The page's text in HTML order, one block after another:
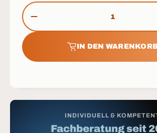
Anzahl
IN DEN
INDIVIDUELL &
Fachberatung seit